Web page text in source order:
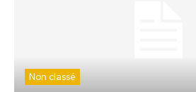
Non classé